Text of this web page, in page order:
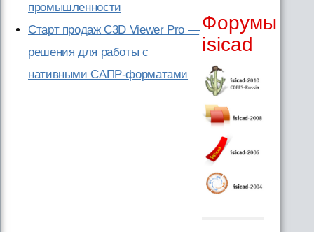
промышленности
Старт продаж C3D Viewer Pro —
решения для работы с
нативными САПР-форматами
Форумы
isicad